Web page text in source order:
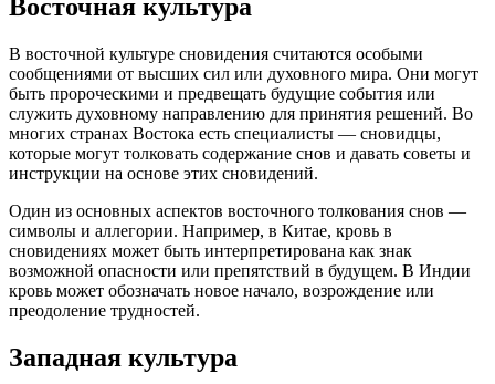
Восточная культура
В восточной культуре сновидения считаются особыми
сообщениями от высших сил или духовного мира. Они могут
быть пророческими и предвещать будущие события или
служить духовному направлению для принятия решений. Во
многих странах Востока есть специалисты — сновидцы,
которые могут толковать содержание снов и давать советы и
инструкции на основе этих сновидений.
Один из основных аспектов восточного толкования снов —
символы и аллегории. Например, в Китае, кровь в
сновидениях может быть интерпретирована как знак
возможной опасности или препятствий в будущем. В Индии
кровь может обозначать новое начало, возрождение или
преодоление трудностей.
Западная культура